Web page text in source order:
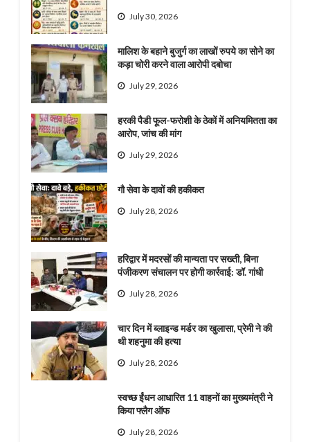
July 30, 2026
मालिश के बहाने बुजुर्ग का लाखों रुपये का सोने का
कड़ा चोरी करने वाला आरोपी दबोचा
July 29, 2026
हरकी पैडी फूल-फरोशी के ठेकों में अनियमितता का
आरोप, जांच की मांग
July 29, 2026
गौ सेवा के दावों की हकीकत
July 28, 2026
हरिद्वार में मदरसों की मान्यता पर सख्ती, बिना
पंजीकरण संचालन पर होगी कार्रवाई: डॉ. गांधी
July 28, 2026
चार दिन में ब्लाइन्ड मर्डर का खुलासा, प्रेमी ने की
थी शहनुमा की हत्या
July 28, 2026
स्वच्छ ईंधन आधारित 11 वाहनों का मुख्यमंत्री ने
किया फ्लैग ऑफ
July 28, 2026